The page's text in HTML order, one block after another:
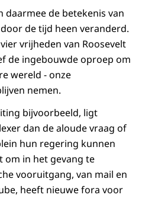
daarmee de betekenis van
de tijd heen veranderd.
vrijheden van Roosevelt
de ingebouwde oproep om
wereld - onze
nemen.
bijvoorbeeld, ligt
dan de aloude vraag of
hun regering kunnen
om in het gevang te
vooruitgang, van mail en
heeft nieuwe fora voor